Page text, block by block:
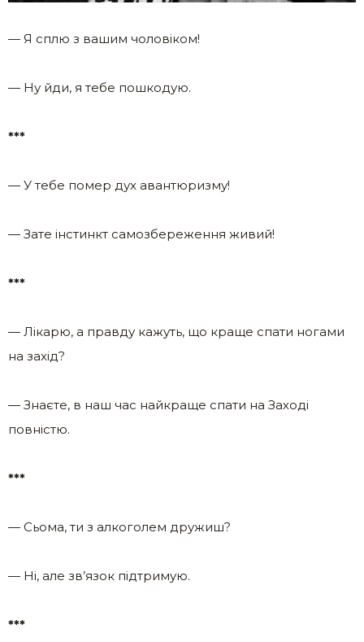
— Я сплю з вашим чоловіком!
— Ну йди, я тебе пошкодую.
***
— У тебе помер дух авантюризму!
— Зате інстинкт самозбереження живий!
***
— Лікарю, а правду кажуть, що краще спати ногами
на захід?
— Знаєте, в наш час найкраще спати на Заході
повністю.
***
— Сьома, ти з алкоголем дружиш?
— Ні, але зв’язок підтримую.
***